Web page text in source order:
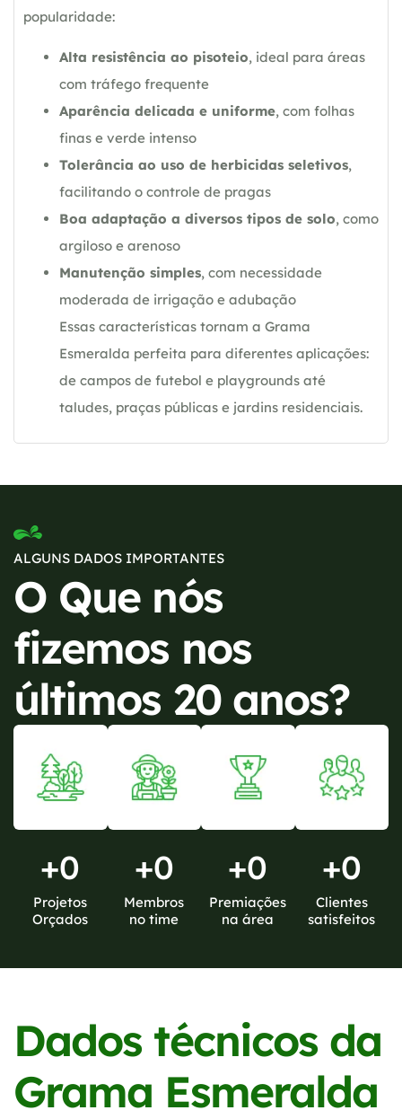
popularidade:
Alta resistência ao pisoteio, ideal para áreas
com tráfego frequente
Aparência delicada e uniforme, com folhas
finas e verde intenso
Tolerância ao uso de herbicidas seletivos,
facilitando o controle de pragas
Boa adaptação a diversos tipos de solo, como
argiloso e arenoso
Manutenção simples, com necessidade
moderada de irrigação e adubação
Essas características tornam a Grama
Esmeralda perfeita para diferentes aplicações:
de campos de futebol e playgrounds até
taludes, praças públicas e jardins residenciais.
ALGUNS DADOS IMPORTANTES
O Que nós
fizemos nos
últimos 20 anos?
+0
Projetos
Orçados
+0
Membros
no time
+0
Premiações
na área
+0
Clientes
satisfeitos
Dados técnicos da
Grama Esmeralda